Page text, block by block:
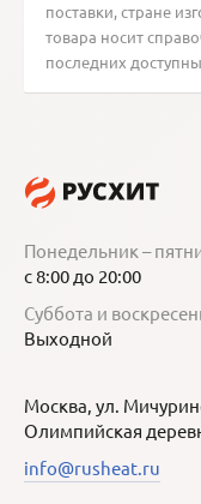
поставки, стране
товара носит
последних
Москва, ул.
Олимпийская
info@rusheat.ru
Понедельник –
с 8:00 до 20:00
Суббота и
Выходной